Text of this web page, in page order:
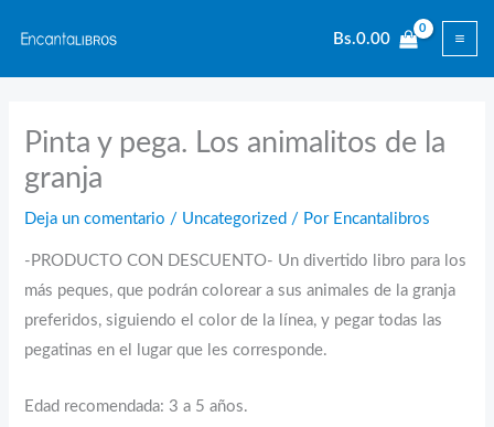
contenido
Bs.0.00
Pinta y pega. Los animalitos de la
granja
Deja un comentario / Uncategorized / Por Encantalibros
-PRODUCTO CON DESCUENTO- Un divertido libro para los
más peques, que podrán colorear a sus animales de la granja
preferidos, siguiendo el color de la línea, y pegar todas las
pegatinas en el lugar que les corresponde.
Edad recomendada: 3 a 5 años.